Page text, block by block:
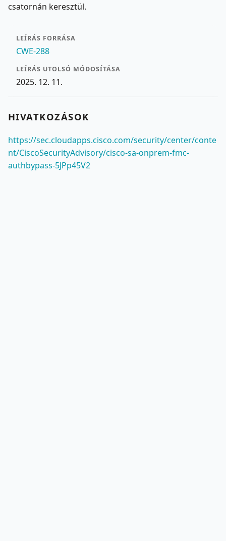
csatornán keresztül.
LEÍRÁS FORRÁSA
CWE-288
LEÍRÁS UTOLSÓ MÓDOSÍTÁSA
2025. 12. 11.
HIVATKOZÁSOK
https://sec.cloudapps.cisco.com/security/center/conte
nt/CiscoSecurityAdvisory/cisco-sa-onprem-fmc-
authbypass-5JPp45V2